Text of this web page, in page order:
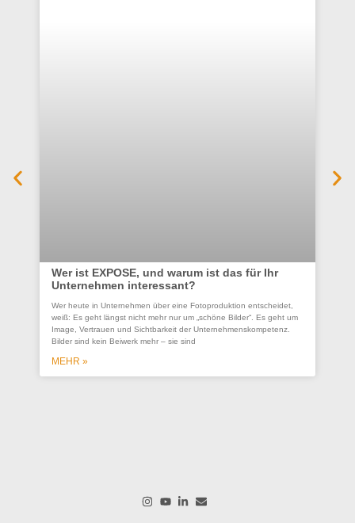
Wer ist EXPOSE, und warum ist das für Ihr
Unternehmen interessant?
Wer heute in Unternehmen über eine Fotoproduktion entscheidet,
weiß: Es geht längst nicht mehr nur um „schöne Bilder“. Es geht um
Image, Vertrauen und Sichtbarkeit der Unternehmenskompetenz.
Bilder sind kein Beiwerk mehr – sie sind
MEHR »